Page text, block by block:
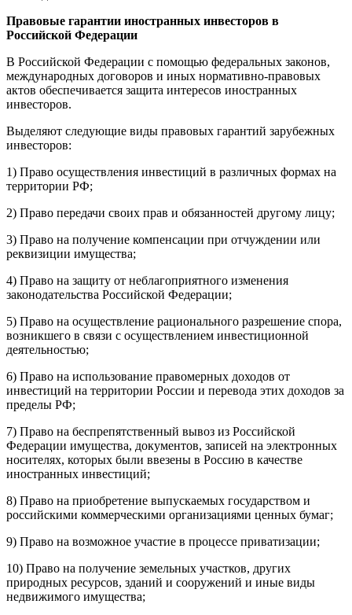
Правовые гарантии иностранных инвесторов в
Российской Федерации
В Российской Федерации с помощью федеральных законов,
международных договоров и иных нормативно-правовых
актов обеспечивается защита интересов иностранных
инвесторов.
Выделяют следующие виды правовых гарантий зарубежных
инвесторов:
1) Право осуществления инвестиций в различных формах на
территории РФ;
2) Право передачи своих прав и обязанностей другому лицу;
3) Право на получение компенсации при отчуждении или
реквизиции имущества;
4) Право на защиту от неблагоприятного изменения
законодательства Российской Федерации;
5) Право на осуществление рационального разрешение спора,
возникшего в связи с осуществлением инвестиционной
деятельностью;
6) Право на использование правомерных доходов от
инвестиций на территории России и перевода этих доходов за
пределы РФ;
7) Право на беспрепятственный вывоз из Российской
Федерации имущества, документов, записей на электронных
носителях, которых были ввезены в Россию в качестве
иностранных инвестиций;
8) Право на приобретение выпускаемых государством и
российскими коммерческими организациями ценных бумаг;
9) Право на возможное участие в процессе приватизации;
10) Право на получение земельных участков, других
природных ресурсов, зданий и сооружений и иные виды
недвижимого имущества;